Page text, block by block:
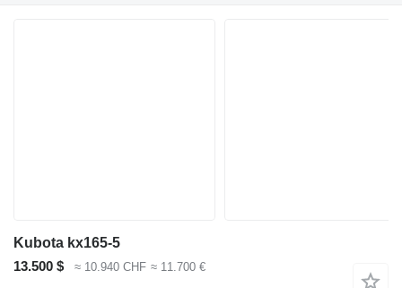
Kubota kx165-5
13.500 $
≈ 10.940 CHF ≈ 11.700 €